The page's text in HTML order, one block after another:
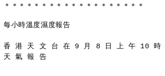
＊ ＊ ＊ ＊ ＊ ＊ ＊ ＊ ＊ ＊ ＊ ＊ ＊ ＊ ＊ ＊ ＊ ＊ ＊
每小時溫度濕度報告
香 港 天 文 台 在 9 月 8 日 上 午 10 時
天 氣 報 告